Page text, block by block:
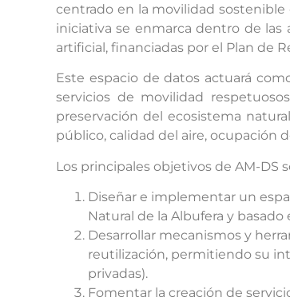
centrado en la movilidad sostenible
iniciativa se enmarca dentro de las
artificial, financiadas por el Plan de
Este espacio de datos actuará
servicios de movilidad
preservación del ecosistema
público, calidad del aire, ocupación
Los principales objetivos de AM-DS
Diseñar e implementar un
Natural de la Albufera y
Desarrollar mecanismos y
reutilización, permitiendo su
privadas).
Fomentar la creación de